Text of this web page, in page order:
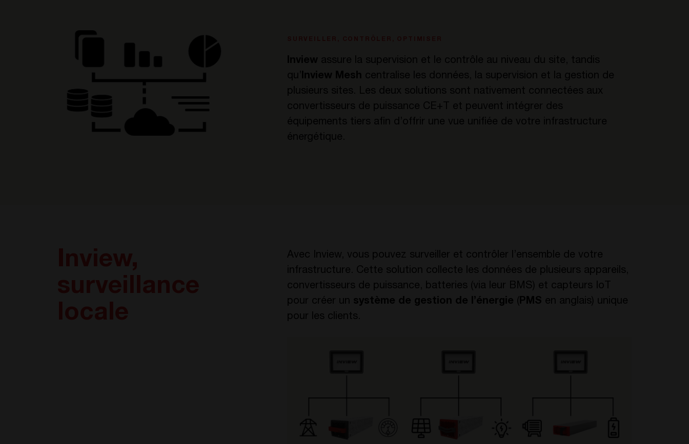
Inview assure la supervision et le contrôle au niveau du site, tandis
qu’Inview Mesh centralise les données, la supervision et la gestion de
plusieurs sites. Les deux solutions sont nativement connectées aux
convertisseurs de puissance CE+T et peuvent intégrer des
équipements tiers afin d’offrir une vue unifiée de votre infrastructure
énergétique.
Avec Inview, vous pouvez surveiller et contrôler l’ensemble de votre
infrastructure. Cette solution collecte les données de plusieurs appareils,
convertisseurs de puissance, batteries (via leur BMS) et capteurs IoT
pour créer un système de gestion de l’énergie (PMS en anglais) unique
pour les clients.